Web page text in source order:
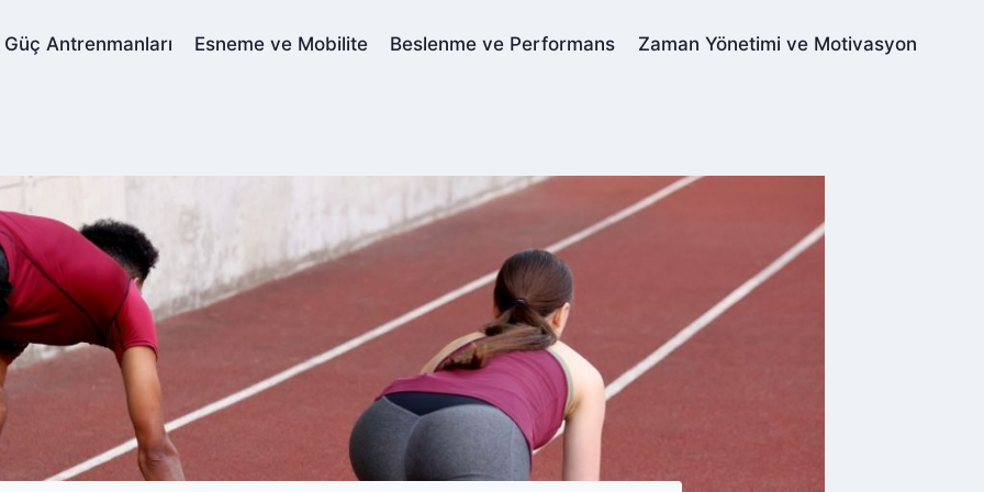
Güç Antrenmanları Esneme ve Mobilite Beslenme ve Performans Zaman Yönetimi ve Motivasyon